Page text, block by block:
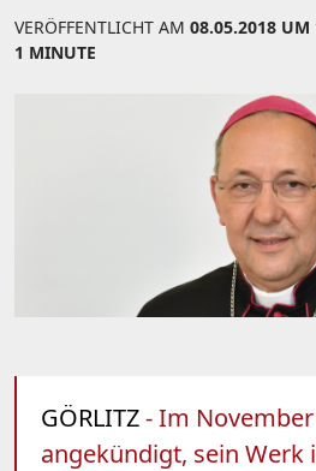
VERÖFFENTLICHT AM 08.05.2018 UM
1 MINUTE
GÖRLITZ- Im
angekündigt, sein Werk